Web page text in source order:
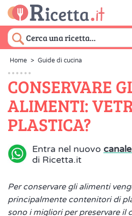
Home > Guide di cucina
CONSERVARE
ALIMENTI:
PLASTICA?
Entra nel nuovo
di Ricetta.it
Per conservare gli alimenti
principalmente contenitori di
sono i migliori per preservare il